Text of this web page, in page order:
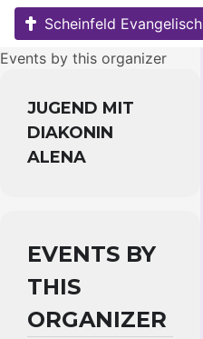
Skip
content
Scheinfeld Evangelisch
Events by this organizer
JUGEND MIT
DIAKONIN
ALENA
EVENTS BY
THIS
ORGANIZER